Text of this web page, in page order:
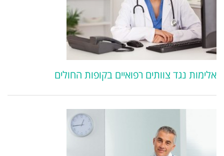
אלימות נגד צוותים רפואיים בקופות החולים